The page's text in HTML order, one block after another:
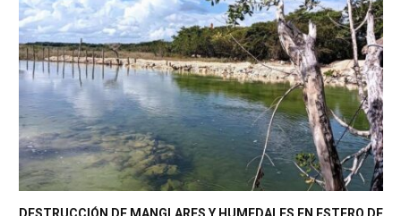
DESTRUCCIÓN DE MANGLARES Y HUMEDALES EN ESTERO DE